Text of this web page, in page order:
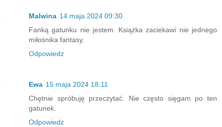
Malwina 14 maja 2024 09:30
Fanką gatunku nie jestem. Książka zaciekawi nie jednego
miłośnika fantasy.
Odpowiedz
Ewa 15 maja 2024 18:11
Chętnie spróbuję przeczytać. Nie często sięgam po ten
gatunek.
Odpowiedz